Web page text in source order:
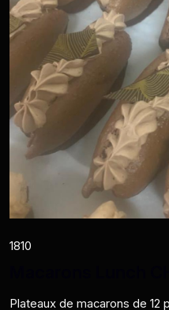
1810
Plateaux de macarons de 12